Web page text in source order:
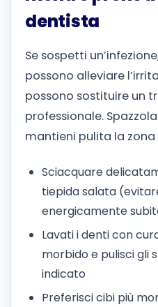
dentista
Se sospetti
possono alleviare
possono sostituire un
professionale.
mantieni pulita la
Sciacquare
tiepida salata
energicamente
Lavati i denti con
morbido e pulisci gli
indicato
Preferisci cibi più